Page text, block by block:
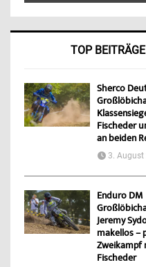
TOP BEITRÄGE
Sherco
Fischeder
an beiden
3. August
Enduro DM
Jeremy
makellos –
Zweikampf
Fischeder